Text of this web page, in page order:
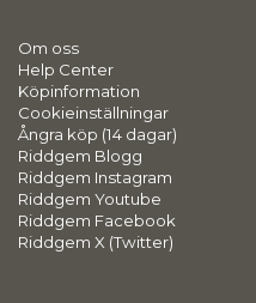
Om oss
Help Center
Köpinformation
Cookieinställningar
Ångra köp (14 dagar)
Riddgem Blogg
Riddgem Instagram
Riddgem Youtube
Riddgem Facebook
Riddgem X (Twitter)